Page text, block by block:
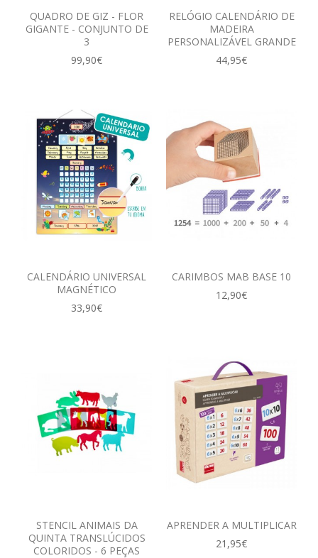
QUADRO DE GIZ - FLOR
GIGANTE - CONJUNTO DE
3
99,90€
RELÓGIO CALENDÁRIO DE
MADEIRA
PERSONALIZÁVEL GRANDE
44,95€
CALENDÁRIO UNIVERSAL
MAGNÉTICO
33,90€
CARIMBOS MAB BASE 10
12,90€
STENCIL ANIMAIS DA
QUINTA TRANSLÚCIDOS
COLORIDOS - 6 PEÇAS
APRENDER A MULTIPLICAR
21,95€